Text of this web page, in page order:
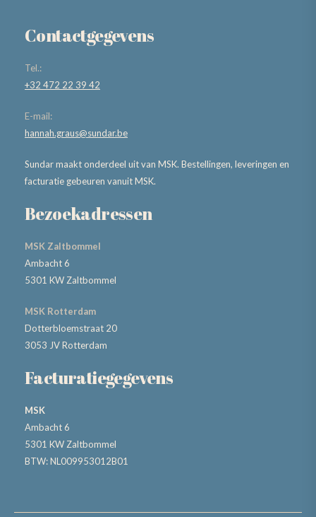
Contactgegevens
Tel.:
+32 472 22 39 42
E-mail:
hannah.graus@sundar.be
Sundar maakt onderdeel uit van MSK. Bestellingen, leveringen en
facturatie gebeuren vanuit MSK.
Bezoekadressen
MSK Zaltbommel
Ambacht 6
5301 KW Zaltbommel
MSK Rotterdam
Dotterbloemstraat 20
3053 JV Rotterdam
Facturatiegegevens
MSK
Ambacht 6
5301 KW Zaltbommel
BTW: NL009953012B01